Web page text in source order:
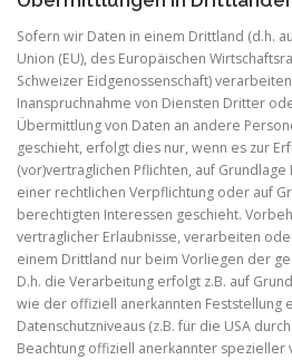
Sofern wir Daten in einem Drittland (d.h.
Union (EU), des Europäischen
Schweizer Eidgenossenschaft)
Inanspruchnahme von Diensten Dritter
Übermittlung von Daten an andere
geschieht, erfolgt dies nur, wenn es zur
(vor)vertraglichen Pflichten, auf
einer rechtlichen Verpflichtung oder auf
berechtigten Interessen geschieht.
vertraglicher Erlaubnisse, verarbeiten
einem Drittland nur beim Vorliegen der
D.h. die Verarbeitung erfolgt z.B. auf
wie der offiziell anerkannten Feststellung
Datenschutzniveaus (z.B. für die USA
Beachtung offiziell anerkannter spezieller